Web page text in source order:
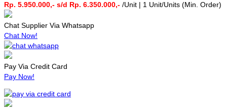
Rp. 5.950.000,- s/d Rp. 6.350.000,- /Unit | 1 Unit/Units (Min. Order)
Chat Supplier Via Whatsapp
Chat Now!
Pay Via Credit Card
Pay Now!